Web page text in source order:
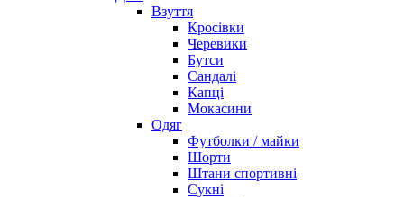
Взуття
Кросівки
Черевики
Бутси
Сандалі
Капці
Мокасини
Одяг
Футболки / майки
Шорти
Штани спортивні
Сукні